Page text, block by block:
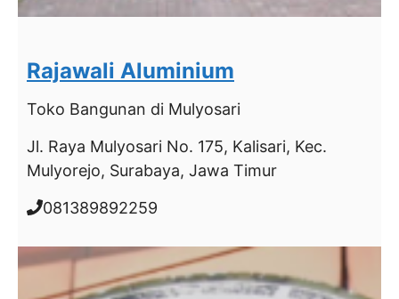
Rajawali Aluminium
Toko Bangunan di Mulyosari
Jl. Raya Mulyosari No. 175, Kalisari, Kec.
Mulyorejo, Surabaya, Jawa Timur
081389892259